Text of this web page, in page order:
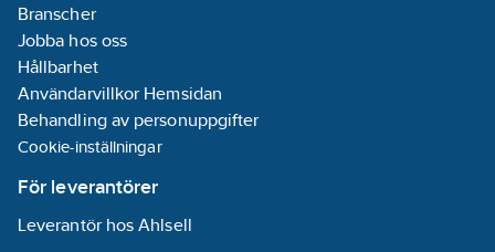
Branscher
Jobba hos oss
Hållbarhet
Användarvillkor Hemsidan
Behandling av personuppgifter
Cookie-inställningar
För leverantörer
Leverantör hos Ahlsell